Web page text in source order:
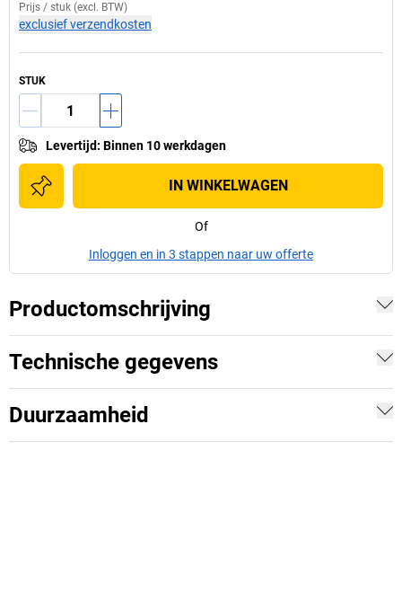
Prijs / stuk (excl. BTW)
exclusief verzendkosten
STUK
Levertijd: Binnen 10 werkdagen
IN WINKELWAGEN
Of
Inloggen en in 3 stappen naar uw offerte
Productomschrijving
Technische gegevens
Duurzaamheid